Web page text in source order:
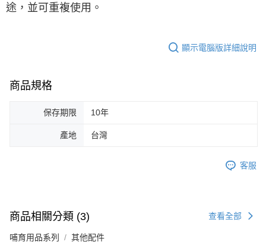
途，並可重複使用。
顯示電腦版詳細說明
商品規格
保存期限 10年
產地 台灣
客服
商品相關分類 (3) 查看全部
哺育用品系列 其他配件